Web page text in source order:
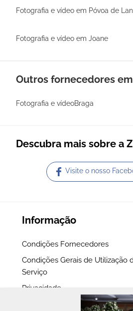
Fotografia e vídeo em Póvoa de
Fotografia e vídeo em Joane
Outros fornecedores
Fotografia e vídeoBraga
Descubra mais sobre a
Visite o nosso
Informação
Condições Fornecedores
Condições Gerais de Utilização
Serviço
Privacidade